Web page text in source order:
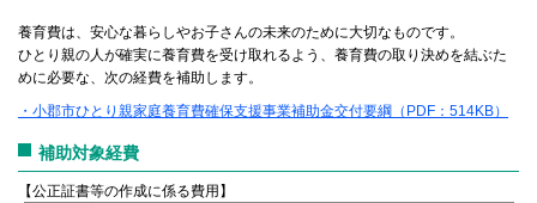
養育費は、安心な暮らしやお子さんの未来のために大切なものです。
ひとり親の人が確実に養育費を受け取れるよう、養育費の取り決めを結ぶた
めに必要な、次の経費を補助します。
・小郡市ひとり親家庭養育費確保支援事業補助金交付要綱（PDF：514KB）
補助対象経費
【公正証書等の作成に係る費用】